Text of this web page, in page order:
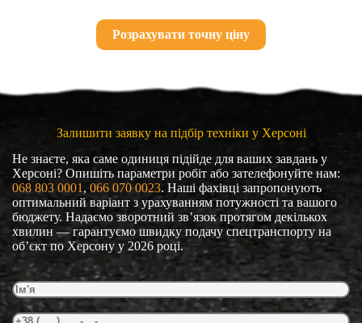
Розрахувати точну ціну
Залишити заявку на підбір техніки у Херсоні
Не знаєте, яка саме одиниця підійде для ваших завдань у
Херсоні? Опишіть параметри робіт або зателефонуйте нам:
068 803 0001 , 066 070 0023. Наші фахівці запропонують
оптимальний варіант з урахуванням потужності та вашого
бюджету. Надаємо зворотний зв’язок протягом декількох
хвилин — гарантуємо швидку подачу спецтранспорту на
об’єкт по Херсону у 2026 році.